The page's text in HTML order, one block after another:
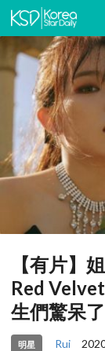
【有片】
Red
生們驚呆了
明星 Rui